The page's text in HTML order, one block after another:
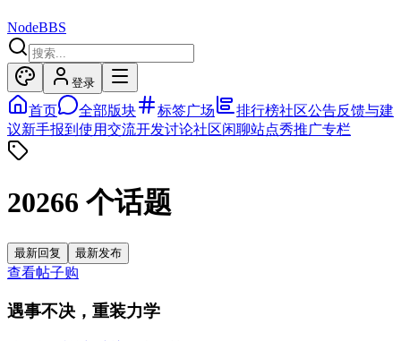
NodeBBS
登录
首页 全部版块 标签广场 排行榜社区公告反馈与建
议新手报到 使用交流开发讨论社区闲聊站点秀推广专栏
20266 个话题
最新回复 最新发布
查看帖子购
遇事不决，重装力学